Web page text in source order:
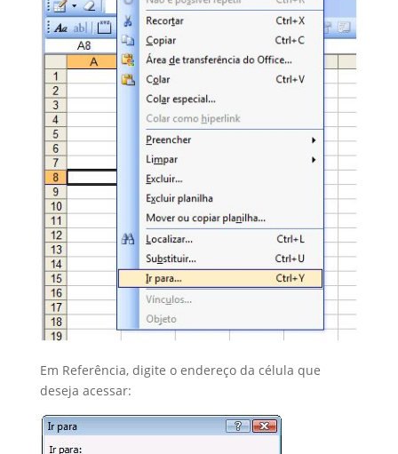
Em Referência, digite o endereço da célula que
deseja acessar: